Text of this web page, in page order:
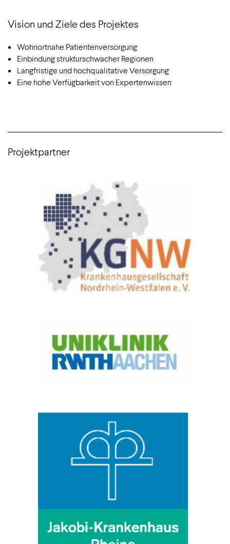
Vision und Ziele des Projektes
Wohnortnahe Patientenversorgung
Einbindung strukturschwacher Regionen
Langfristige und hochqualitative Versorgung
Eine hohe Verfügbarkeit von Expertenwissen
Projektpartner